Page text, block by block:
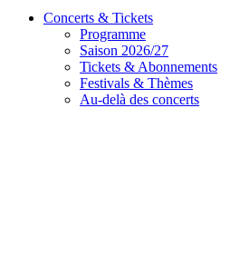
Concerts & Tickets
Programme
Saison 2026/27
Tickets & Abonnements
Festivals & Thèmes
Au-delà des concerts